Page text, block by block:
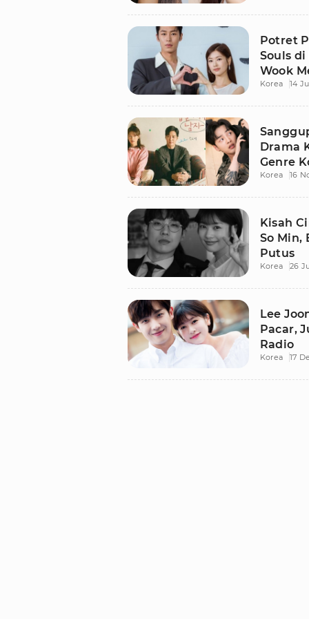
Potret
Souls di
Wook
Korea 14
Drama
Genre
Korea 16
Kisah
So Min,
Putus
Korea 26
Lee
Pacar,
Radio
Korea 17